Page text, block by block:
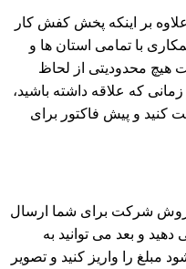
بر اینکه پخش کفش کار
با تمامی استان‌ ها و
محدودیتی از لحاظ
که علاقه داشته باشید،
کنید و پیش فاکتور برای
شرکت برای شما ارسال
و بعد می توانید به
را واریز کنید و تصویر